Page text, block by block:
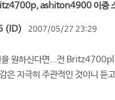
ashiton4900 이중
(ID) 2007/05/27 23:29
을 원하신다면...전
은 지극히 주관적인 것이니 듣